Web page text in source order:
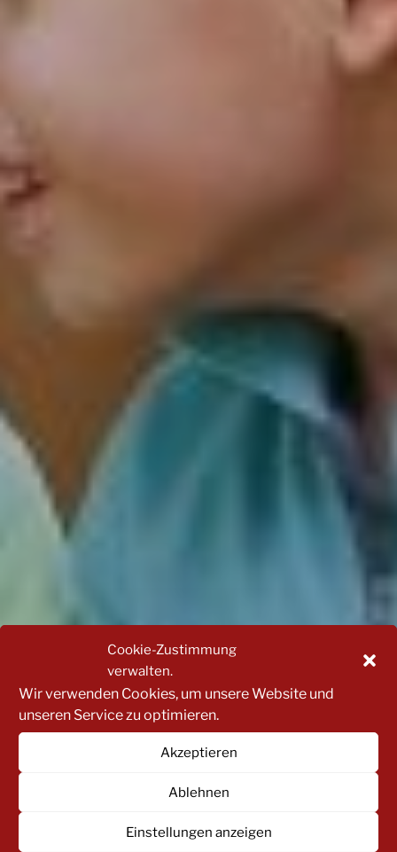
Cookie-Zustimmung
verwalten.
Wir verwenden Cookies, um unsere Website und
unseren Service zu optimieren.
Akzeptieren
Ablehnen
Einstellungen anzeigen